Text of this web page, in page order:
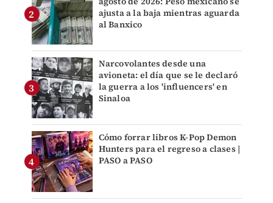
ajusta a la baja mientras aguarda
al Banxico
Narcovolantes desde una
avioneta: el día que se le declaró
la guerra a los 'influencers' en
Sinaloa
Cómo forrar libros K-Pop Demon
Hunters para el regreso a clases |
PASO a PASO